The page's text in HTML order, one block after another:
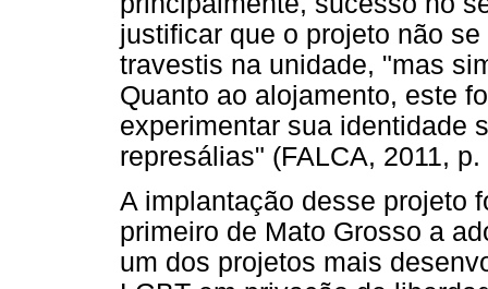
justificar que o projeto não
travestis na unidade, "mas
Quanto ao alojamento, este
experimentar sua identidade
represálias" (FALCA, 2011, p.
A implantação desse projeto
primeiro de Mato Grosso a
um dos projetos mais